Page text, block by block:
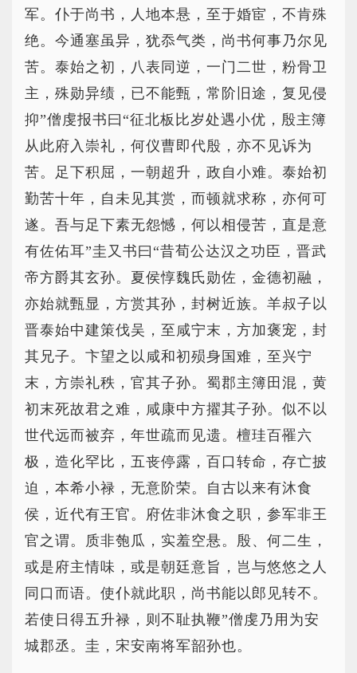
军。仆于尚书，人地本悬，至于婚宦，不肯殊
绝。今通塞虽异，犹忝气类，尚书何事乃尔见
苦。泰始之初，八表同逆，一门二世，粉骨卫
主，殊勋异绩，已不能甄，常阶旧途，复见侵
抑”僧虔报书曰“征北板比岁处遇小优，殷主簿
从此府入崇礼，何仪曹即代殷，亦不见诉为
苦。足下积屈，一朝超升，政自小难。泰始初
勤苦十年，自未见其赏，而顿就求称，亦何可
遂。吾与足下素无怨憾，何以相侵苦，直是意
有佐佑耳”圭又书曰“昔荀公达汉之功臣，晋武
帝方爵其玄孙。夏侯惇魏氏勋佐，金德初融，
亦始就甄显，方赏其孙，封树近族。羊叔子以
晋泰始中建策伐吴，至咸宁末，方加褒宠，封
其兄子。卞望之以咸和初殒身国难，至兴宁
末，方崇礼秩，官其子孙。蜀郡主簿田混，黄
初末死故君之难，咸康中方擢其子孙。似不以
世代远而被弃，年世疏而见遗。檀珪百罹六
极，造化罕比，五丧停露，百口转命，存亡披
迫，本希小禄，无意阶荣。自古以来有沐食
侯，近代有王官。府佐非沐食之职，参军非王
官之谓。质非匏瓜，实羞空悬。殷、何二生，
或是府主情味，或是朝廷意旨，岂与悠悠之人
同口而语。使仆就此职，尚书能以郎见转不。
若使日得五升禄，则不耻执鞭”僧虔乃用为安
城郡丞。圭，宋安南将军韶孙也。